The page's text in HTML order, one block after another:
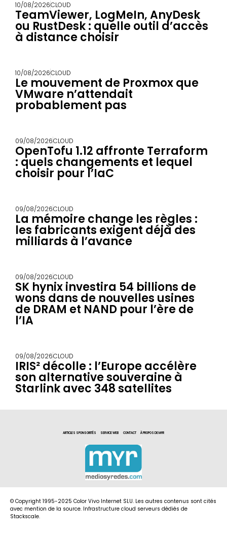
10/08/2026CLOUD
TeamViewer, LogMeIn, AnyDesk
ou RustDesk : quelle outil d’accès
à distance choisir
10/08/2026CLOUD
Le mouvement de Proxmox que
VMware n’attendait
probablement pas
09/08/2026CLOUD
OpenTofu 1.12 affronte Terraform
: quels changements et lequel
choisir pour l’IaC
09/08/2026CLOUD
La mémoire change les règles :
les fabricants exigent déjà des
milliards à l’avance
09/08/2026CLOUD
SK hynix investira 54 billions de
wons dans de nouvelles usines
de DRAM et NAND pour l’ère de
l’IA
09/08/2026CLOUD
IRIS² décolle : l’Europe accélère
son alternative souveraine à
Starlink avec 348 satellites
ARTICLES SPONSORITÉS SERVICE WEB CONTACT À PROPOS DE MYR
© Copyright 1995-2025 Color Vivo Internet SLU. Les autres contenus sont cités
avec mention de la source. Infrastructure cloud serveurs dédiés de
Stackscale.